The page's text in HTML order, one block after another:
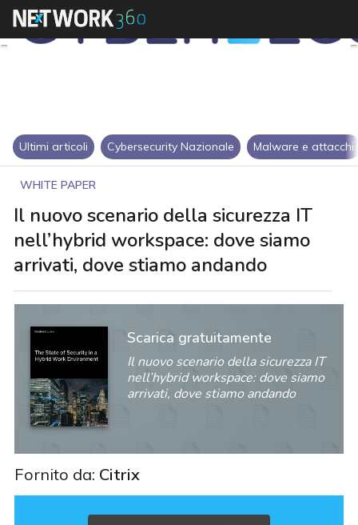
Ultimi articoli Cybersecurity Nazionale Malware e attacchi
WHITE PAPER
Il nuovo scenario della sicurezza IT
nell’hybrid workspace: dove siamo
arrivati, dove stiamo andando
Scarica gratuitamente
Il nuovo scenario della sicurezza IT
nell’hybrid workspace: dove siamo
arrivati, dove stiamo andando
Fornito da: Citrix